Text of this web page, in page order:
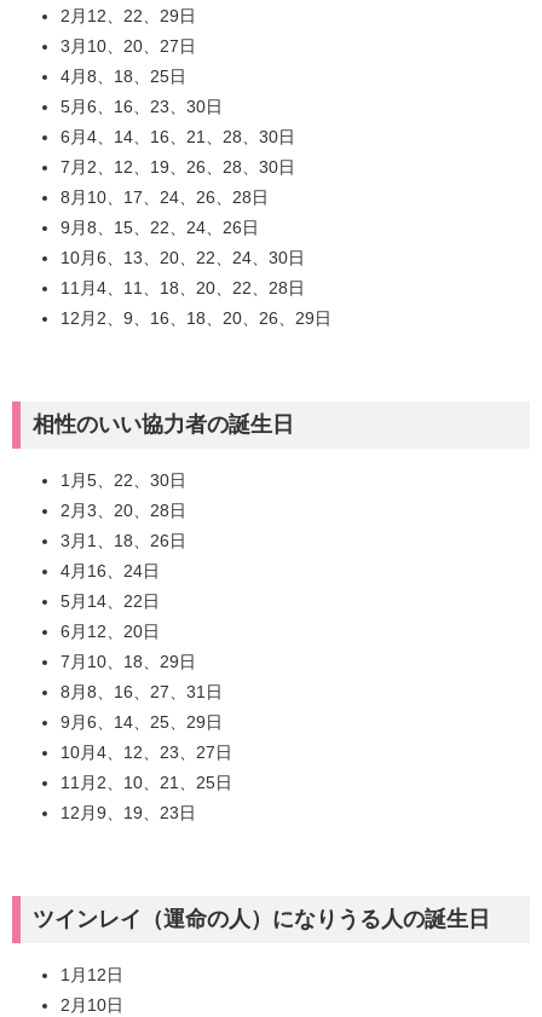
2月12、22、29日
3月10、20、27日
4月8、18、25日
5月6、16、23、30日
6月4、14、16、21、28、30日
7月2、12、19、26、28、30日
8月10、17、24、26、28日
9月8、15、22、24、26日
10月6、13、20、22、24、30日
11月4、11、18、20、22、28日
12月2、9、16、18、20、26、29日
相性のいい協力者の誕生日
1月5、22、30日
2月3、20、28日
3月1、18、26日
4月16、24日
5月14、22日
6月12、20日
7月10、18、29日
8月8、16、27、31日
9月6、14、25、29日
10月4、12、23、27日
11月2、10、21、25日
12月9、19、23日
ツインレイ（運命の人）になりうる人の誕生日
1月12日
2月10日